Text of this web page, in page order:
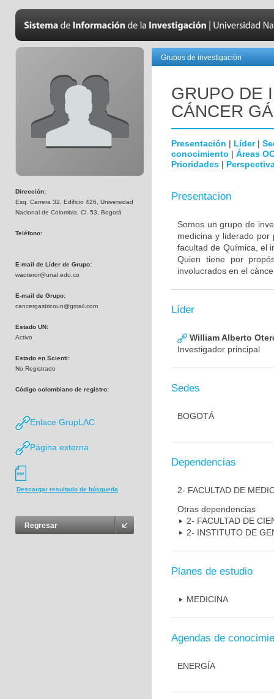
Dirección:
Esq. Carrera 32, Edificio 426, Universidad
Nacional de Colombia, Cl. 53, Bogotá
Teléfono:
E-mail de Líder de Grupo:
waoteror@unal.edu.co
E-mail de Grupo:
cancergastricoun@gmail.com
Estado UN:
Activo
Estado en Scienti:
No Registrado
Código colombiano de registro:
Enlace GrupLAC
Página externa
Descargar resultado de búsqueda
Regresar
Grupos de investigación
GRUPO DE
CÁNCER
Presentación | Líder|
conocimiento | Áreas
Prioridades |
Presentacion
Somos un grupo de
medicina y liderado por
facultad de Química, el
Quien tiene por
involucrados en el
Líder
William Alberto
Investigador principal
Sedes
BOGOTÁ
Dependencias
2- FACULTAD DE
Otras dependencias
2- FACULTAD DE
2- INSTITUTO DE
Planes de estudio
MEDICINA
Agendas de
ENERGÍA